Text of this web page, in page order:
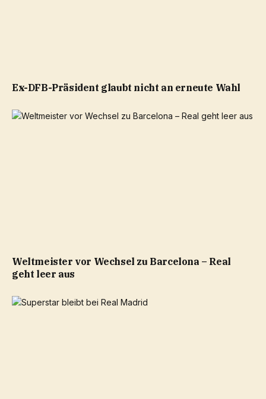
Ex-DFB-Präsident glaubt nicht an erneute Wahl
Weltmeister vor Wechsel zu Barcelona – Real
geht leer aus